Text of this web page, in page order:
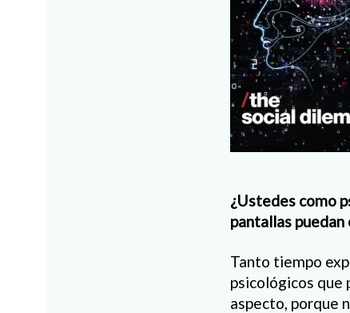
¿Ustedes como
pantallas
Tanto tiempo
psicológicos que
aspecto, porque